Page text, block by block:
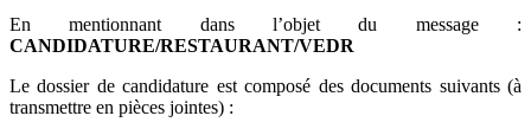
En mentionnant dans l’objet du message :
CANDIDATURE/RESTAURANT/VEDR
Le dossier de candidature est composé des documents suivants (à
transmettre en pièces jointes) :